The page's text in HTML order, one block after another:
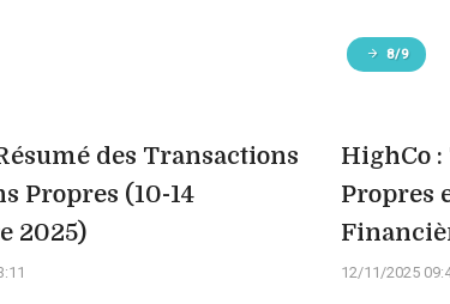
8/9
des Transactions
Propres (10-14
2025)
HighCo
Propres
12/11/2025